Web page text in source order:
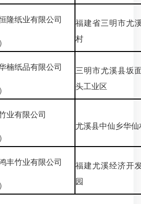
隆纸业有限公司
福建省三明市尤
村
楠纸品有限公司
三明市尤溪县坂
头工业区
业有限公司
尤溪县中仙乡华仙
丰竹业有限公司
福建尤溪经济开
园